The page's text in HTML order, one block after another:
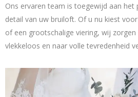
Ons ervaren team is toegewijd aan het
detail van uw bruiloft. Of u nu kiest
of een grootschalige viering, wij
vlekkeloos en naar volle tevredenheid